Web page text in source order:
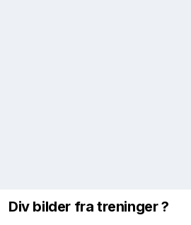
Div bilder fra treninger ?